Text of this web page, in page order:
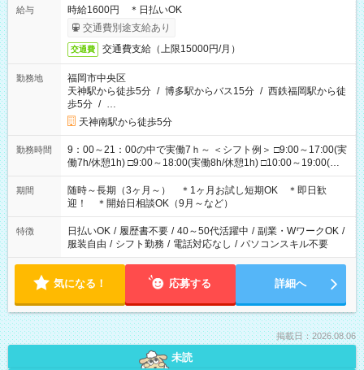
給与
時給1600円 ＊日払いOK
交通費別途支給あり
交通費 交通費支給（上限15000円/月）
勤務地
福岡市中央区
天神駅から徒歩5分 / 博多駅からバス15分 / 西鉄福岡駅から徒
歩5分 / …
天神南駅から徒歩5分
勤務時間
9：00～21：00の中で実働7ｈ～ ＜シフト例＞ □9:00～17:00(実
働7h/休憩1h) □9:00～18:00(実働8h/休憩1h) □10:00～19:00(実
働8h/休憩1h) □11:00～20:00(実働8h/休憩1h) □12:00～20:00(実
働7h/休憩1h) □12:00～21:00(実働7h/休憩1h) ＊固定OK ＊選べ
る時間帯！
期間
随時～長期（3ヶ月～） ＊1ヶ月お試し短期OK ＊即日歓
迎！ ＊開始日相談OK（9月～など）
特徴 日払いOK / 履歴書不要 / 40～50代活躍中 / 副業・WワークOK /
服装自由 / シフト勤務 / 電話対応なし / パソコンスキル不要
気になる！ 応募する 詳細へ
掲載日：2026.08.06
未読